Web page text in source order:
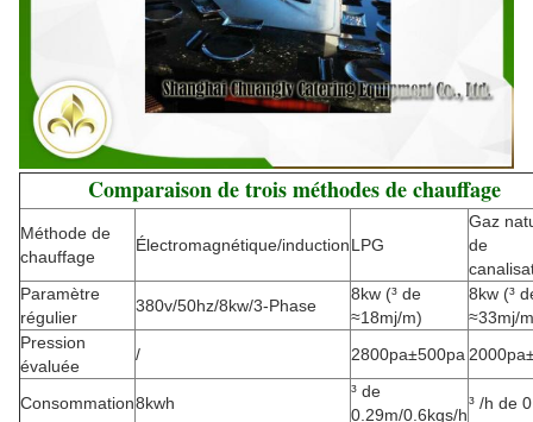
Comparaison de trois méthodes de chauffage
Méthode de
chauffage
Électromagnétique/inductionLPG
Gaz
de
Paramètre
régulier
380v/50hz/8kw/3-Phase
8kw (³ de
≈18mj/m)
8kw (³
≈33mj/
Pression
évaluée
/ 2800pa±500pa
Consommation8kwh
³ de
0.29m/0.6kgs/h
³ /h de